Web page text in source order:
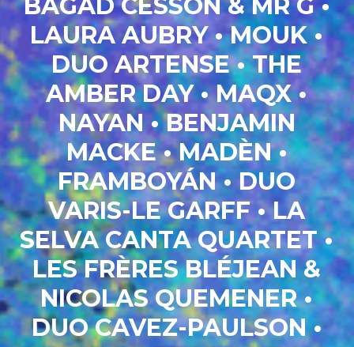
Accueil
Billetterie
La
Fabrique
Association
Engagements
BAGAD CESSON & MR G •
LAURA AUBRY • MOUK•
DUO ARTENSE • THE
AMBER DAY • MAQX •
NAYAN•BENJAMIN
MACKE • MADÈN •
FRAMBOYÁN•DUO
VARIS-LE GARFF • LA
SELVA CANTA QUARTET•
LES FRÈRES BLÉJEAN &
NICOLAS QUEMENER•
DUO CAVEZ-PAULSON •